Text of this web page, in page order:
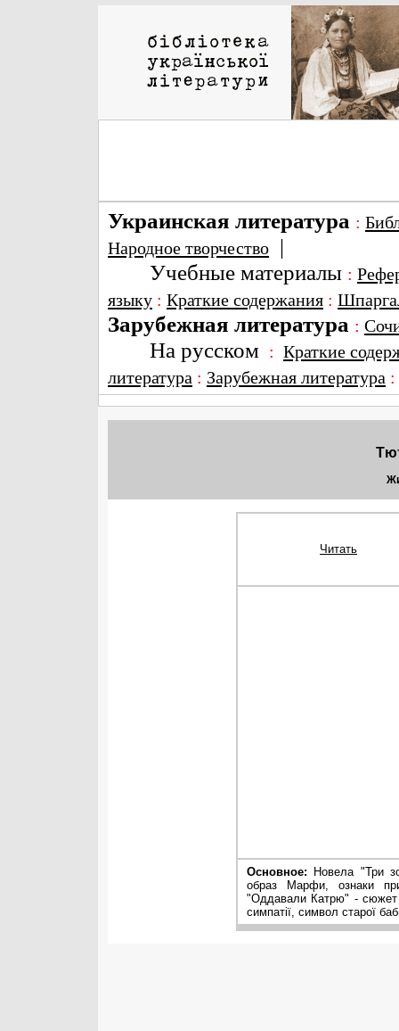
Украинская литература :
Народное творчество |
Учебные материалы :
языку : Краткие содержания :
Зарубежная литература :
На русском : Краткие
литература : Зарубежная литература
Читать
Основное: Новела "Три
образ Марфи, ознаки
"Оддавали Катрю" - сюжет
симпатії, символ старої